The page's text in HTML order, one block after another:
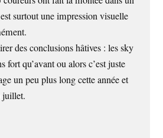
surtout une impression visuelle
des conclusions hâtives : les sky
fort qu’avant ou alors c’est juste
un peu plus long cette année et
juillet.